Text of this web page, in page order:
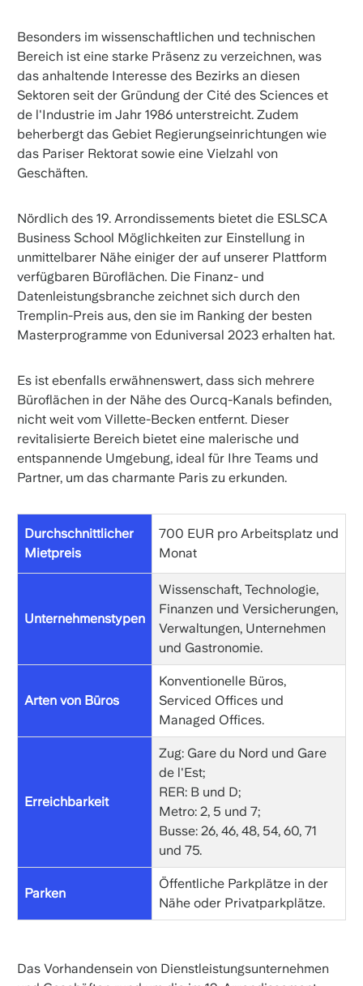
Besonders im wissenschaftlichen und technischen
Bereich ist eine starke Präsenz zu verzeichnen, was
das anhaltende Interesse des Bezirks an diesen
Sektoren seit der Gründung der Cité des Sciences et
de l'Industrie im Jahr 1986 unterstreicht. Zudem
beherbergt das Gebiet Regierungseinrichtungen wie
das Pariser Rektorat sowie eine Vielzahl von
Geschäften.
Nördlich des 19. Arrondissements bietet die ESLSCA
Business School Möglichkeiten zur Einstellung in
unmittelbarer Nähe einiger der auf unserer Plattform
verfügbaren Büroflächen. Die Finanz- und
Datenleistungsbranche zeichnet sich durch den
Tremplin-Preis aus, den sie im Ranking der besten
Masterprogramme von Eduniversal 2023 erhalten hat.
Es ist ebenfalls erwähnenswert, dass sich mehrere
Büroflächen in der Nähe des Ourcq-Kanals befinden,
nicht weit vom Villette-Becken entfernt. Dieser
revitalisierte Bereich bietet eine malerische und
entspannende Umgebung, ideal für Ihre Teams und
Partner, um das charmante Paris zu erkunden.
Durchschnittlicher
Mietpreis
700 EUR pro Arbeitsplatz und
Monat
Unternehmenstypen
Wissenschaft, Technologie,
Finanzen und Versicherungen,
Verwaltungen, Unternehmen
und Gastronomie.
Arten von Büros
Konventionelle Büros,
Serviced Offices und
Managed Offices.
Erreichbarkeit
Zug: Gare du Nord und Gare
de l'Est;
RER: B und D;
Metro: 2, 5 und 7;
Busse: 26, 46, 48, 54, 60, 71
und 75.
Parken
Öffentliche Parkplätze in der
Nähe oder Privatparkplätze.
Das Vorhandensein von Dienstleistungsunternehmen